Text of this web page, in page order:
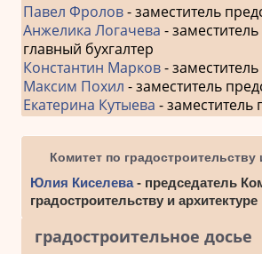
Павел Фролов- заместитель
Анжелика Логачева -
главный бухгалтер
Константин Марков-
Максим Похил - заместитель
Екатерина Кутыева - заместитель
Комитет по градостроительству
Юлия Киселева- председатель
градостроительству и архитектуре
градостроительное досье